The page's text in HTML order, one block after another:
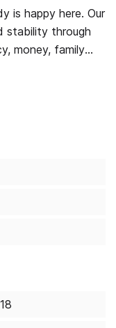
is happy here. Our
stability through
money, family
be
Huxley's
and accepts
- a terrifying